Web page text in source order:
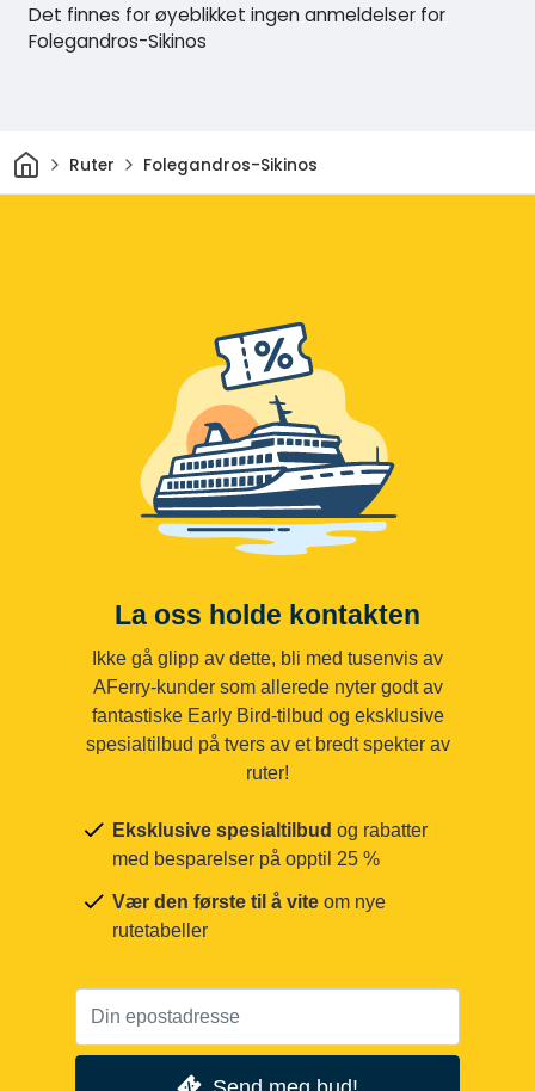
Det finnes for øyeblikket ingen anmeldelser for
Folegandros-Sikinos
HjemRuter Folegandros-Sikinos
La oss holde kontakten
Ikke gå glipp av dette, bli med tusenvis av
AFerry-kunder som allerede nyter godt av
fantastiske Early Bird-tilbud og eksklusive
spesialtilbud på tvers av et bredt spekter av
ruter!
Eksklusive spesialtilbud og rabatter
med besparelser på opptil 25 %
Vær den første til å vite om nye
rutetabeller